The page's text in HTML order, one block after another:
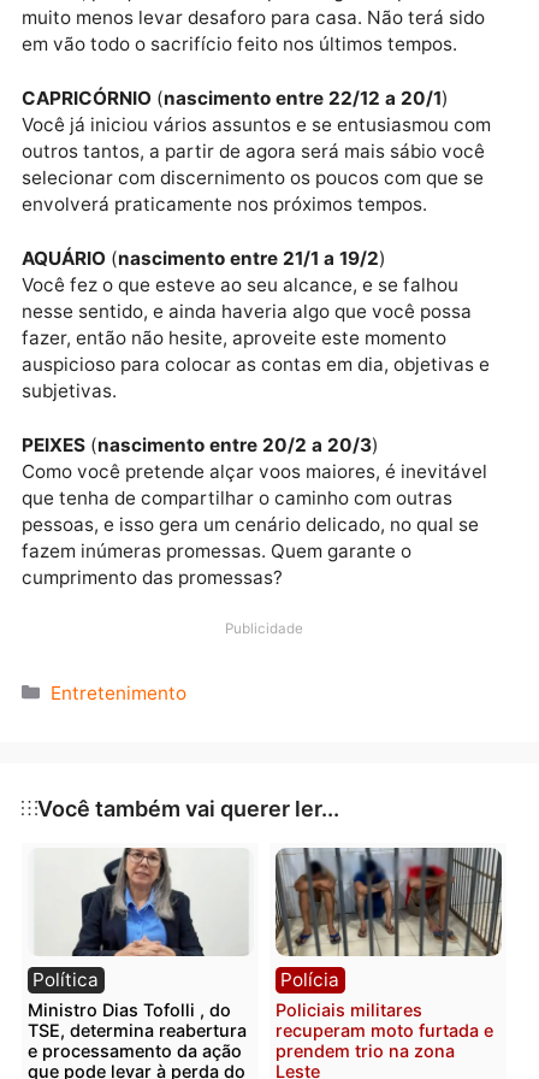
esperançosa. Em frente.
ESCORPIÃO
Chega uma hora que não dá mais para estender as
negociações e se torna necessário tomar atitudes
firmes, fazendo pressão para que as coisas,
finalmente, saiam do papel e se transformem em
SAGITÁRIO(nascimento entre 22/11 a 21/12
Chega uma hora em que se torna necessário ajustar
contas, porque não dá mais para engolir sapos nem
muito menos levar desaforo para casa. Não terá sido
em vão todo o sacrifício feito nos últimos tempos.
CAPRICÓRNIO(nascimento entre 22/12 a 20/1
Você já iniciou vários assuntos e se entusiasmou
outros tantos, a partir de agora será mais sábio você
selecionar com discernimento os poucos com que se
envolverá praticamente nos próximos tempos.
nesse sentido, e ainda haveria algo que você possa
subjetivas.
nascimento entre 20/2 a 20/3)
Como você pretende alçar voos maiores, é
que tenha de compartilhar o caminho com outras
pessoas, e isso gera um cenário delicado, no qual se
fazem inúmeras promessas. Quem garante o
cumprimento das promessas?
Publicidade